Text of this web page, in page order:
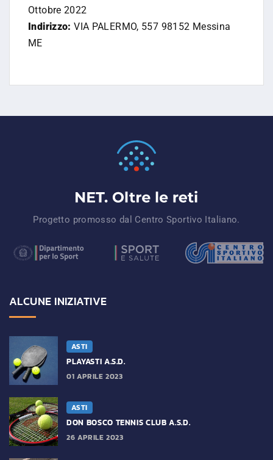
Ottobre 2022
Indirizzo: VIA PALERMO, 557 98152 Messina
ME
Progetto promosso dal Centro Sportivo Italiano.
ALCUNE INIZIATIVE
ASTI
PLAYASTI A.S.D.
01 APRILE 2023
ASTI
DON BOSCO TENNIS CLUB A.S.D.
26 APRILE 2023